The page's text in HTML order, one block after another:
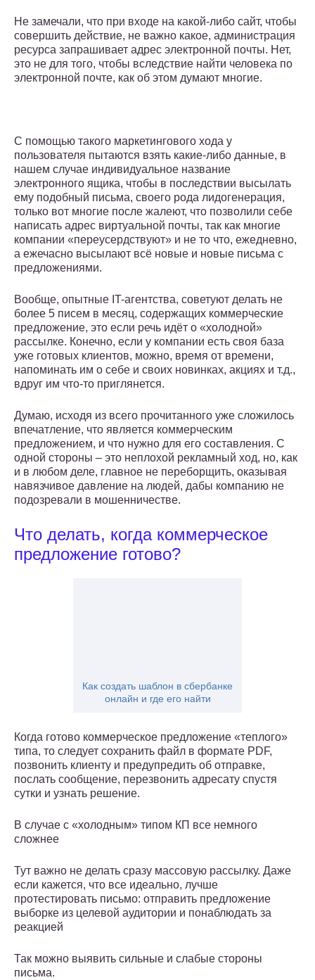
Не замечали, что при входе на какой-либо сайт, чтобы
совершить действие, не важно какое, администрация
ресурса запрашивает адрес электронной почты. Нет,
это не для того, чтобы вследствие найти человека по
электронной почте, как об этом думают многие.
С помощью такого маркетингового хода у
пользователя пытаются взять какие-либо данные, в
нашем случае индивидуальное название
электронного ящика, чтобы в последствии высылать
ему подобный письма, своего рода лидогенерация,
только вот многие после жалеют, что позволили себе
написать адрес виртуальной почты, так как многие
компании «переусердствуют» и не то что, ежедневно,
а ежечасно высылают всё новые и новые письма с
предложениями.
Вообще, опытные IT-агентства, советуют делать не
более 5 писем в месяц, содержащих коммерческие
предложение, это если речь идёт о «холодной»
рассылке. Конечно, если у компании есть своя база
уже готовых клиентов, можно, время от времени,
напоминать им о себе и своих новинках, акциях и т.д.,
вдруг им что-то приглянется.
Думаю, исходя из всего прочитанного уже сложилось
впечатление, что является коммерческим
предложением, и что нужно для его составления. С
одной стороны – это неплохой рекламный ход, но, как
и в любом деле, главное не переборщить, оказывая
навязчивое давление на людей, дабы компанию не
подозревали в мошенничестве.
Что делать, когда коммерческое
предложение готово?
Как создать шаблон в сбербанке
онлайн и где его найти
Когда готово коммерческое предложение «теплого»
типа, то следует сохранить файл в формате PDF,
позвонить клиенту и предупредить об отправке,
послать сообщение, перезвонить адресату спустя
сутки и узнать решение.
В случае с «холодным» типом КП все немного
сложнее
Тут важно не делать сразу массовую рассылку. Даже
если кажется, что все идеально, лучше
протестировать письмо: отправить предложение
выборке из целевой аудитории и понаблюдать за
реакцией
Так можно выявить сильные и слабые стороны
письма.